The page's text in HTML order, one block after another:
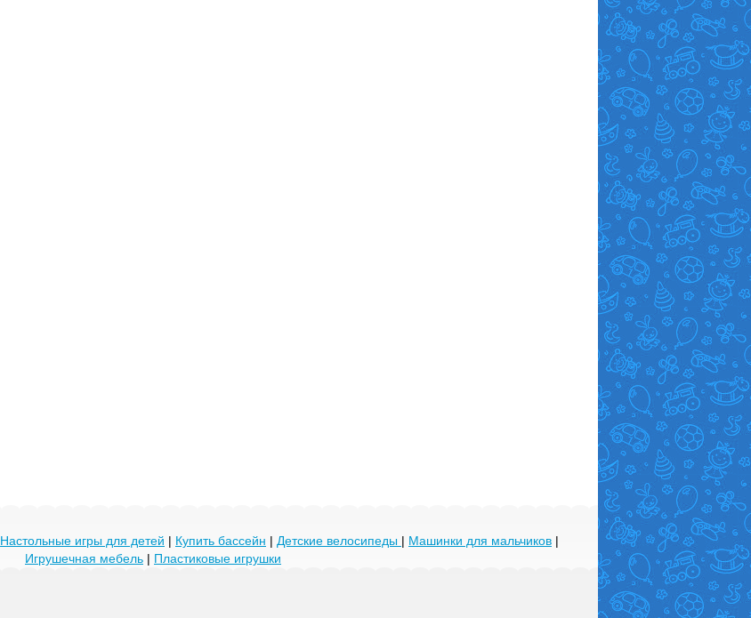
Настольные игры для детей | Купить бассейн | Детские велосипеды | Машинки для мальчиков |
Игрушечная мебель | Пластиковые игрушки